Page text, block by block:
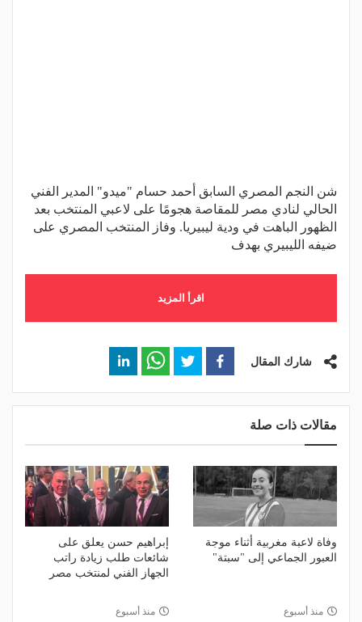
شن النجم المصري السابق أحمد حسام "ميدو" المدير الفني
الحالي لنادي مصر للمقاصة هجومًا على لاعبي المنتخب بعد
الظهور الباهت في ودية ليبيريا. وفاز المنتخب المصري على
ضيفه الليبيري بهدف
اقرأ المزيد
شارك المقال
مقالات ذات صلة
وفاة لاعبة مغربية أثناء موجة
العبور الجماعي إلى "سبتة"
منذ أسبوع
إبراهيم حسن يعلق على
شائعات طلب زيادة راتب
الجهاز الفني لمنتخب مصر
منذ أسبوع